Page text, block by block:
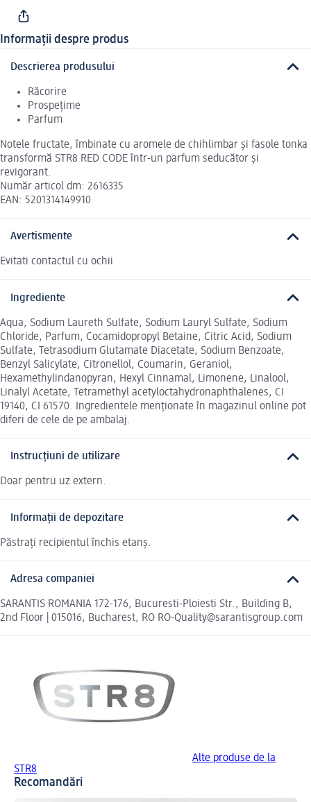
Informații despre produs
Descrierea produsului
Răcorire
Prospețime
Parfum
Notele fructate, îmbinate cu aromele de chihlimbar și fasole tonka
transformă STR8 RED CODE într-un parfum seducător și
revigorant.
Număr articol dm: 2616335
EAN: 5201314149910
Avertismente
Evitati contactul cu ochii
Ingrediente
Aqua, Sodium Laureth Sulfate, Sodium Lauryl Sulfate, Sodium
Chloride, Parfum, Cocamidopropyl Betaine, Citric Acid, Sodium
Sulfate, Tetrasodium Glutamate Diacetate, Sodium Benzoate,
Benzyl Salicylate, Citronellol, Coumarin, Geraniol,
Hexamethylindanopyran, Hexyl Cinnamal, Limonene, Linalool,
Linalyl Acetate, Tetramethyl acetyloctahydronaphthalenes, CI
19140, CI 61570. Ingredientele menționate în magazinul online pot
diferi de cele de pe ambalaj.
Instrucțiuni de utilizare
Doar pentru uz extern.
Informații de depozitare
Păstrați recipientul închis etanș.
Adresa companiei
SARANTIS ROMANIA 172-176, Bucuresti-Ploiesti Str., Building B,
2nd Floor | 015016, Bucharest, RO RO-Quality@sarantisgroup.com
Alte produse de la
STR8
Recomandări